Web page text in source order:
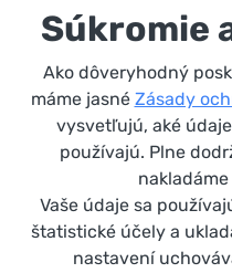
Súkromie
Ako dôveryhodný
máme jasné Zásady
vysvetľujú, aké
používajú. Plne
Vaše údaje sa
štatistické účely a
nastavení